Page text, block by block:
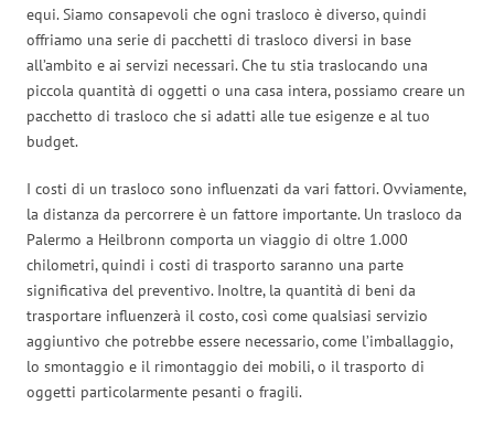
equi. Siamo consapevoli che ogni trasloco è diverso, quindi
offriamo una serie di pacchetti di trasloco diversi in base
all’ambito e ai servizi necessari. Che tu stia traslocando una
piccola quantità di oggetti o una casa intera, possiamo creare un
pacchetto di trasloco che si adatti alle tue esigenze e al tuo
budget.
I costi di un trasloco sono influenzati da vari fattori. Ovviamente,
la distanza da percorrere è un fattore importante. Un trasloco da
Palermo a Heilbronn comporta un viaggio di oltre 1.000
chilometri, quindi i costi di trasporto saranno una parte
significativa del preventivo. Inoltre, la quantità di beni da
trasportare influenzerà il costo, così come qualsiasi servizio
aggiuntivo che potrebbe essere necessario, come l’imballaggio,
lo smontaggio e il rimontaggio dei mobili, o il trasporto di
oggetti particolarmente pesanti o fragili.